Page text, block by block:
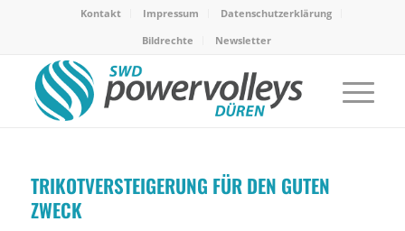
Kontakt Impressum
Datenschutzerklärung
Bildrechte
Newsletter
TRIKOTVERSTEIGERUNG FÜR DEN GUTEN
ZWECK